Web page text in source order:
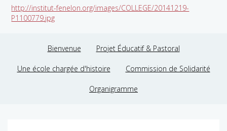
http://institut-fenelon.org/images/COLLEGE/20141219-
P1100779.jpg
Bienvenue Projet Éducatif & Pastoral
Une école chargée d'histoire Commission de Solidarité
Organigramme